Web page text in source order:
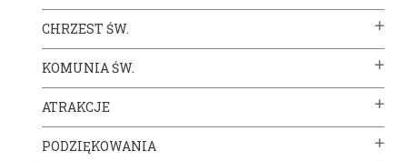
CHRZEST ŚW.
KOMUNIA ŚW.
ATRAKCJE
PODZIĘKOWANIA